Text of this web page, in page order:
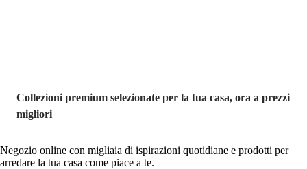
Collezioni premium selezionate per la tua casa, ora a prezzi
migliori
Negozio online con migliaia di ispirazioni quotidiane e prodotti per
arredare la tua casa come piace a te.